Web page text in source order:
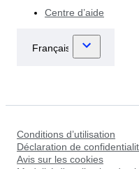
Centre d’aide
Conditions d’utilisation
Déclaration de
Avis sur les cookies